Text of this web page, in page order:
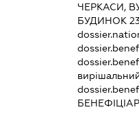
ЧЕРКАСИ,
БУДИНОК